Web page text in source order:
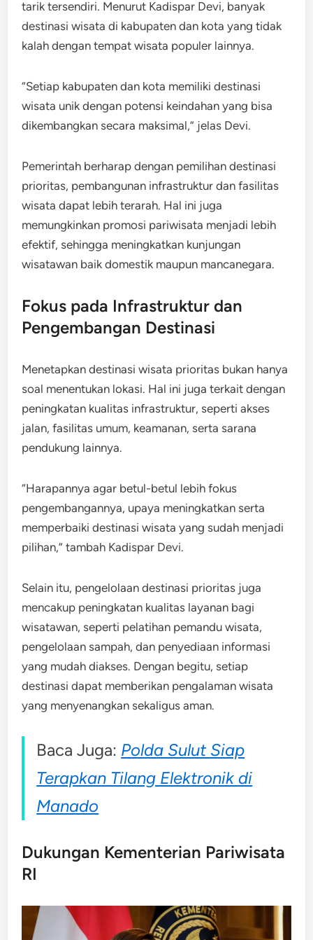
tarik tersendiri. Menurut Kadispar Devi, banyak
destinasi wisata di kabupaten dan kota yang tidak
kalah dengan tempat wisata populer lainnya.
“Setiap kabupaten dan kota memiliki destinasi
wisata unik dengan potensi keindahan yang bisa
dikembangkan secara maksimal,” jelas Devi.
Pemerintah berharap dengan pemilihan destinasi
prioritas, pembangunan infrastruktur dan fasilitas
wisata dapat lebih terarah. Hal ini juga
memungkinkan promosi pariwisata menjadi lebih
efektif, sehingga meningkatkan kunjungan
wisatawan baik domestik maupun mancanegara.
Fokus pada Infrastruktur dan
Pengembangan Destinasi
Menetapkan destinasi wisata prioritas bukan hanya
soal menentukan lokasi. Hal ini juga terkait dengan
peningkatan kualitas infrastruktur, seperti akses
jalan, fasilitas umum, keamanan, serta sarana
pendukung lainnya.
“Harapannya agar betul-betul lebih fokus
pengembangannya, upaya meningkatkan serta
memperbaiki destinasi wisata yang sudah menjadi
pilihan,” tambah Kadispar Devi.
Selain itu, pengelolaan destinasi prioritas juga
mencakup peningkatan kualitas layanan bagi
wisatawan, seperti pelatihan pemandu wisata,
pengelolaan sampah, dan penyediaan informasi
yang mudah diakses. Dengan begitu, setiap
destinasi dapat memberikan pengalaman wisata
yang menyenangkan sekaligus aman.
Baca Juga: Polda Sulut Siap
Terapkan Tilang Elektronik di
Manado
Dukungan Kementerian Pariwisata
RI